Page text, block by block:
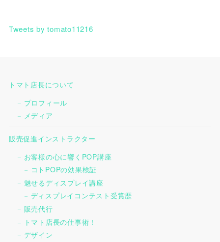
Tweets by tomato11216
トマト店長について
プロフィール
メディア
販売促進インストラクター
お客様の心に響くPOP講座
コトPOPの効果検証
魅せるディスプレイ講座
ディスプレイコンテスト受賞歴
販売代行
トマト店長の仕事術！
デザイン